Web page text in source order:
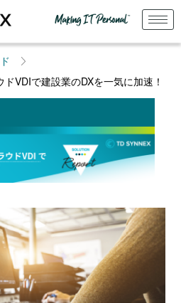
VDIで建設業のDXを一気に加速！